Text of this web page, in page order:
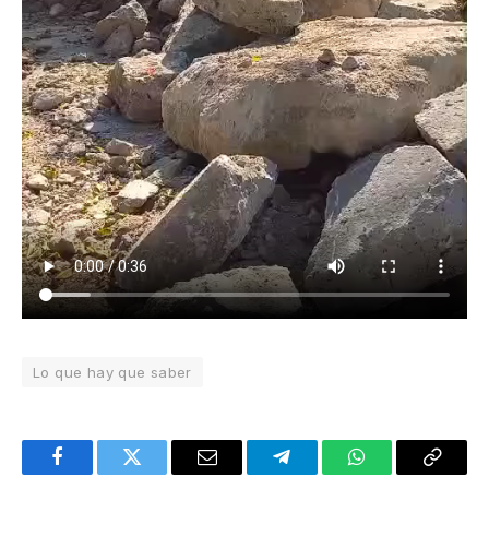
Lo que hay que saber
FacebookTwitter Email TelegramWhatsAppCopy